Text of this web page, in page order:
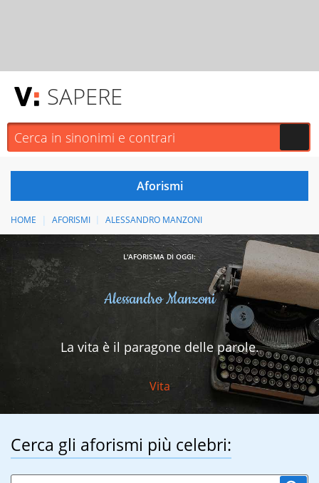
SAPERE
HOME AFORISMI ALESSANDRO MANZONI
L'AFORISMA DI OGGI:
Alessandro Manzoni
La vita è il paragone delle parole.
Vita
Cerca gli aforismi più celebri: